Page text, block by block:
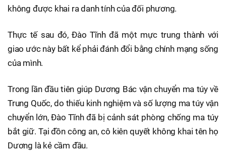
không được khai ra danh tính của đối phương.
Thực tế sau đó, Đào Tĩnh đã một mực trung thành với
giao ước này bất kể phải đánh đổi bằng chính mạng sống
của mình.
Trong lần đầu tiên giúp Dương Bác vận chuyển ma túy về
Trung Quốc, do thiếu kinh nghiệm và số lượng ma túy vận
chuyển lớn, Đào Tĩnh đã bị cảnh sát phòng chống ma túy
bắt giữ. Tại đồn công an, cô kiên quyết không khai tên họ
Dương là kẻ cầm đầu.